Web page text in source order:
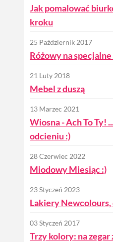
Jak pomalować
kroku
25 Październik 2017
Różowy na
21 Luty 2018
Mebel z duszą
13 Marzec 2021
Wiosna - Ach To Ty!
odcieniu :)
28 Czerwiec 2022
Miodowy Miesiąc :)
23 Styczeń 2023
Lakiery
03 Styczeń 2017
Trzy kolory: na zegar